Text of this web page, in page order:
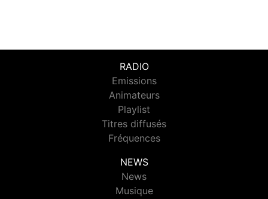
RADIO
Emissions
Animateurs
Playlist
Titres diffusés
Fréquences
NEWS
News
Musique